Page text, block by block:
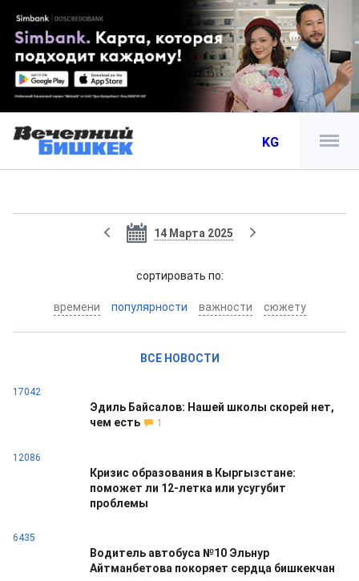
KG
14 Марта 2025
cортировать по:
времени популярности важности сюжету
ВСЕ НОВОСТИ
17042
Эдиль Байсалов: Нашей школы скорей нет,
чем есть
1
12086
Кризис образования в Кыргызстане:
поможет ли 12-летка или усугубит
проблемы
6435
Водитель автобуса №10 Эльнур
Айтманбетова покоряет сердца бишкекчан